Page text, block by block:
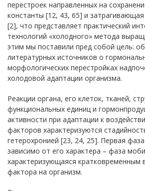
перестроек направленных на
константы [12, 43, 65] и
[2], что представляет практический
технологий «холодного» метода
этим мы поставили пред собой цель:
литературных источников о
морфологических перестройках
холодовой адаптации организма.
Реакции органа, его клеток, тканей,
функциональных единиц и
активности при адаптации к
факторов характеризуются
гетерохронией [23, 24, 25]. Первая
зависимо от его характера – фаза
характеризующаяся кратковременным
фактора на организм.